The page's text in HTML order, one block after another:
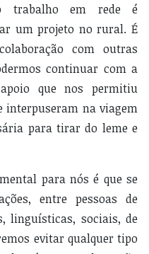
trabalho em rede é
um projeto no rural. É
com outras
continuar com a
que nos permitiu
interpuseram na viagem
para tirar do leme e
para nós é que se
entre pessoas de
linguísticas, sociais, de
evitar qualquer tipo